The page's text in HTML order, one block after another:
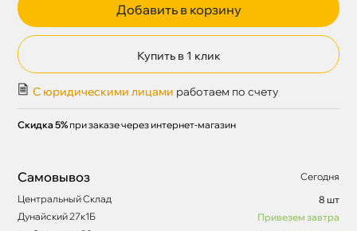
Добавить в корзину
Купить в 1 клик
С юридическими лицами работаем по счету
Скидка 5% при заказе через интернет-магазин
Самовывоз
Сегодня
Центральный Склад
8 шт
Дунайский 27к1Б
Привезем завтра